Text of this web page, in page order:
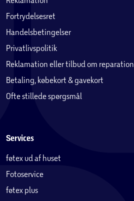
Fortrydelsesret
Handelsbetingelser
Privatlivspolitik
Reklamation eller tilbud om reparation
Betaling, købekort & gavekort
Ofte stillede spørgsmål
Services
føtex ud af huset
Fotoservice
føtex plus